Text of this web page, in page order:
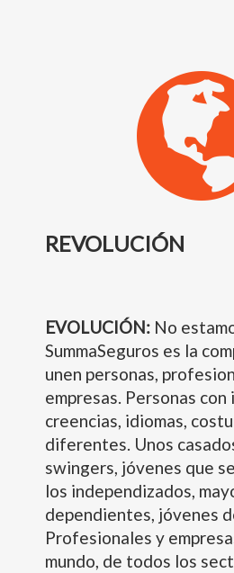
REVOLUCIÓN
EVOLUCIÓN: No
SummaSeguros es la
unen personas,
empresas. Personas
creencias, idiomas,
diferentes. Unos
swingers, jóvenes que
los independizados,
dependientes, jóvenes
Profesionales y
mundo, de todos los